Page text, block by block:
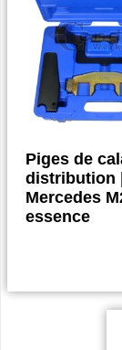
Piges de
distribution |
Mercedes
essence